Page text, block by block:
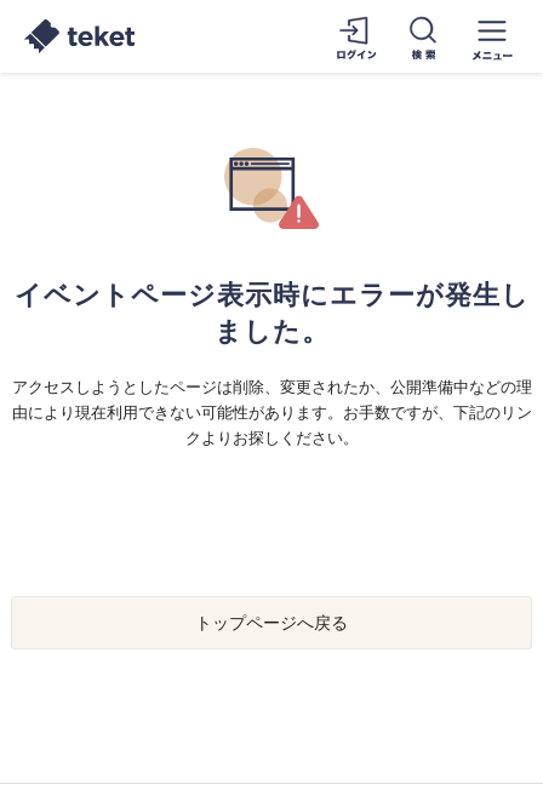
イベントページ表示時にエラーが発生し
ました。
アクセスしようとしたページは削除、変更されたか、公開準備中などの理
由により現在利用できない可能性があります。お手数ですが、下記のリン
クよりお探しください。
トップページへ戻る